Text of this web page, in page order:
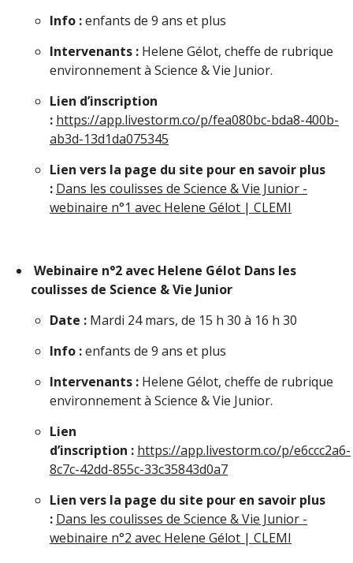
Info :enfants de 9 ans et plus
Intervenants : Helene Gélot, cheffe de rubrique
environnement à Science & Vie Junior.
Lien d’inscription
: https://app.livestorm.co/p/fea080bc-bda8-400b-
ab3d-13d1da075345
Lien vers la page du site pour en savoir plus
: Dans les coulisses de Science & Vie Junior -
webinaire n°1 avec Helene Gélot | CLEMI
Webinaire n°2 avec Helene Gélot Dans les
coulisses de Science & Vie Junior
Date : Mardi 24 mars, de 15 h 30 à 16 h 30
Info :enfants de 9 ans et plus
Intervenants : Helene Gélot, cheffe de rubrique
environnement à Science & Vie Junior.
Lien
d’inscription : https://app.livestorm.co/p/e6ccc2a6-
8c7c-42dd-855c-33c35843d0a7
Lien vers la page du site pour en savoir plus
: Dans les coulisses de Science & Vie Junior -
webinaire n°2 avec Helene Gélot | CLEMI